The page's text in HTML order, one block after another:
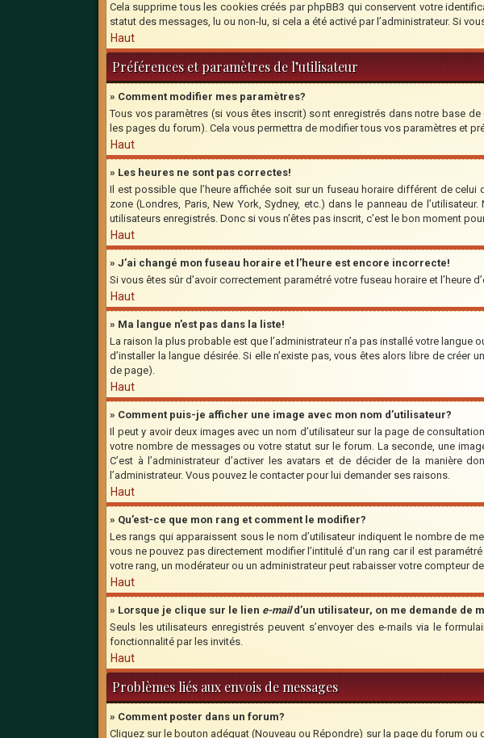
Cela supprime tous les cookies créés par phpBB3 qui conservent votre
statut des messages, lu ou non-lu, si cela a été activé par l’administrateur. Si
Haut
Préférences et paramètres de l’utilisateur
» Comment modifier mes paramètres?
Tous vos paramètres (si vous êtes inscrit) sont enregistrés dans notre base
les pages du forum). Cela vous permettra de modifier tous vos paramètres et
Haut
» Les heures ne sont pas correctes!
Il est possible que l’heure affichée soit sur un fuseau horaire différent de
zone (Londres, Paris, New York, Sydney, etc.) dans le panneau de
utilisateurs enregistrés. Donc si vous n’êtes pas inscrit, c’est le bon moment
Haut
» J’ai changé mon fuseau horaire et l’heure est encore incorrecte!
Si vous êtes sûr d’avoir correctement paramétré votre fuseau horaire et l’heure
Haut
» Ma langue n’est pas dans la liste!
La raison la plus probable est que l’administrateur n’a pas installé votre langue
d’installer la langue désirée. Si elle n’existe pas, vous êtes alors libre de
de page).
Haut
» Comment puis-je afficher une image avec mon nom d’utilisateur?
Il peut y avoir deux images avec un nom d’utilisateur sur la page de
votre nombre de messages ou votre statut sur le forum. La seconde, une
C’est à l’administrateur d’activer les avatars et de décider de la manière
l’administrateur. Vous pouvez le contacter pour lui demander ses raisons.
Haut
» Qu’est-ce que mon rang et comment le modifier?
Les rangs qui apparaissent sous le nom d’utilisateur indiquent le nombre de
vous ne pouvez pas directement modifier l’intitulé d’un rang car il est
votre rang, un modérateur ou un administrateur peut rabaisser votre compteur
Haut
» Lorsque je clique sur le lien e-maild’un utilisateur, on me demande de
Seuls les utilisateurs enregistrés peuvent s’envoyer des e-mails via le
fonctionnalité par les invités.
Haut
Problèmes liés aux envois de messages
» Comment poster dans un forum?
Cliquez sur le bouton adéquat (Nouveau ou Répondre) sur la page du forum